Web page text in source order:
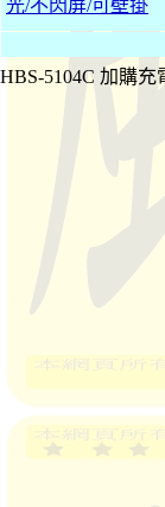
光/不閃屏/可壁掛
HBS-5104C 加購